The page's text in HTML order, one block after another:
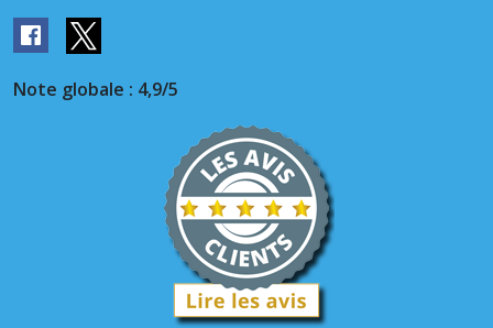
Note globale : 4,9/5